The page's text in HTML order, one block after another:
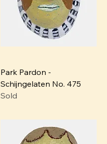
Park Pardon -
Schijngelaten No. 475
Sold